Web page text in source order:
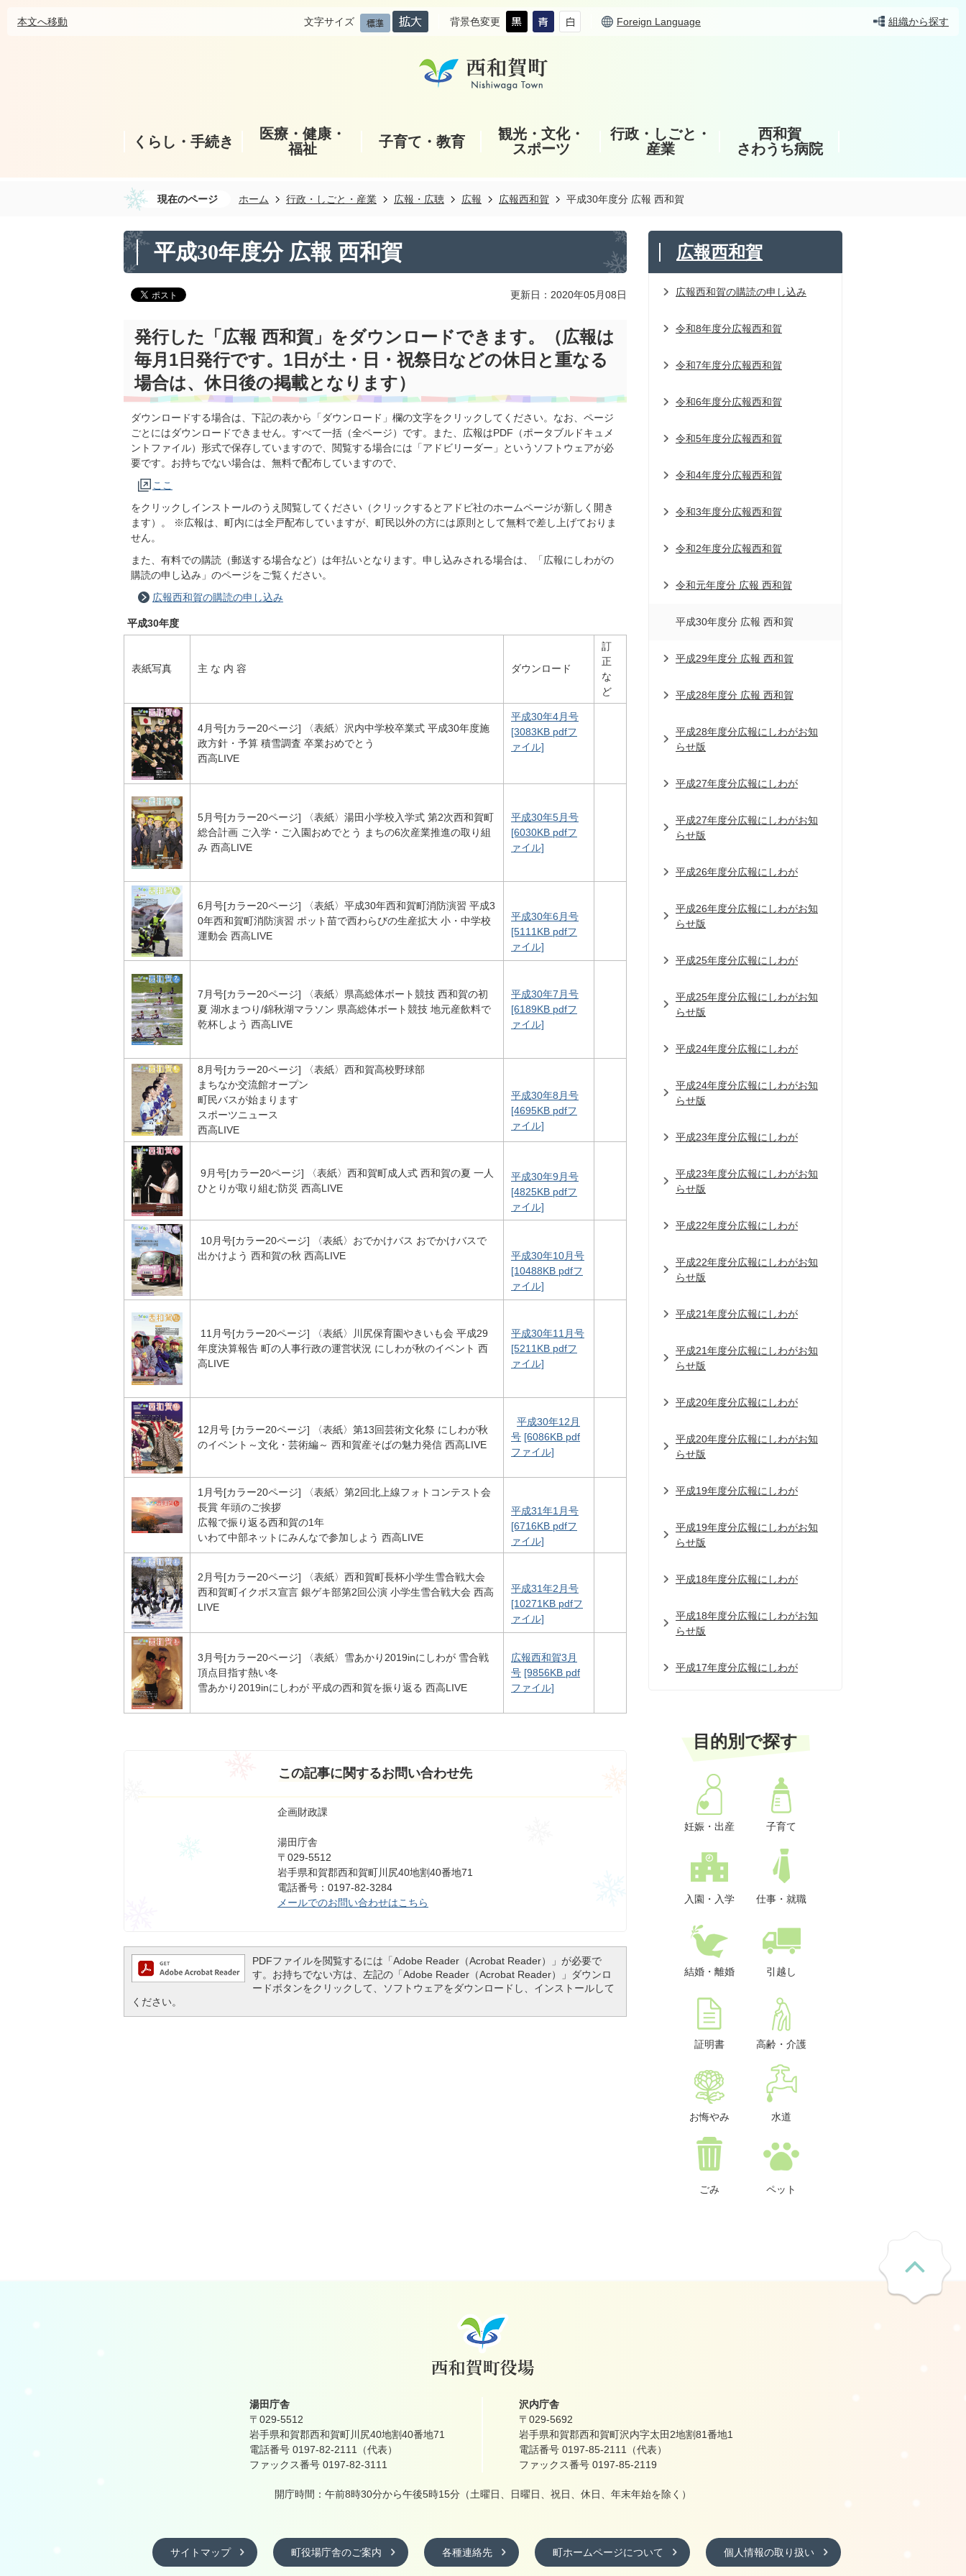
本文へ移動 文字サイズ 背景色変更 Foreign Language 組織から探す
くらし・手続き
医療・健康・
福祉
子育て・教育
観光・文化・
スポーツ
行政・しごと・
産業
西和賀
さわうち病院
現在のページ ホーム 行政・しごと・産業 広報・広聴 広報 広報西和賀 平成30年度分 広報 西和賀
平成30年度分 広報 西和賀
更新日：2020年05月08日
発行した「広報 西和賀」をダウンロードできます。（広報は
毎月1日発行です。1日が土・日・祝祭日などの休日と重なる
場合は、休日後の掲載となります）
ダウンロードする場合は、下記の表から「ダウンロード」欄の文字をクリックしてください。なお、ページ
ごとにはダウンロードできません。すべて一括（全ページ）です。また、広報はPDF（ポータブルドキュメ
ントファイル）形式で保存していますので、閲覧する場合には「アドビリーダー」というソフトウェアが必
要です。お持ちでない場合は、無料で配布していますので、
ここ
をクリックしインストールのうえ閲覧してください（クリックするとアドビ社のホームページが新しく開き
ます）。 ※広報は、町内には全戸配布していますが、町民以外の方には原則として無料で差し上げておりま
せん。
また、有料での購読（郵送する場合など）は年払いとなります。申し込みされる場合は、「広報にしわがの
購読の申し込み」のページをご覧ください。
広報西和賀の購読の申し込み
平成30年度
表紙写真 主 な 内 容 ダウンロード
訂
正
な
ど
4月号[カラー20ページ] 〈表紙〉沢内中学校卒業式 平成30年度施
政方針・予算 積雪調査 卒業おめでとう
西高LIVE
平成30年4月号
[3083KB pdfフ
ァイル]
5月号[カラー20ページ] 〈表紙〉湯田小学校入学式 第2次西和賀町
総合計画 ご入学・ご入園おめでとう まちの6次産業推進の取り組
み 西高LIVE
平成30年5月号
[6030KB pdfフ
ァイル]
6月号[カラー20ページ] 〈表紙〉平成30年西和賀町消防演習 平成3
0年西和賀町消防演習 ポット苗で西わらびの生産拡大 小・中学校
運動会 西高LIVE
平成30年6月号
[5111KB pdfフ
ァイル]
7月号[カラー20ページ] 〈表紙〉県高総体ボート競技 西和賀の初
夏 湖水まつり/錦秋湖マラソン 県高総体ボート競技 地元産飲料で
乾杯しよう 西高LIVE
平成30年7月号
[6189KB pdfフ
ァイル]
8月号[カラー20ページ] 〈表紙〉西和賀高校野球部
まちなか交流館オープン
町民バスが始まります
スポーツニュース
西高LIVE
平成30年8月号
[4695KB pdfフ
ァイル]
9月号[カラー20ページ] 〈表紙〉西和賀町成人式 西和賀の夏 一人
ひとりが取り組む防災 西高LIVE
平成30年9月号
[4825KB pdfフ
ァイル]
10月号[カラー20ページ] 〈表紙〉おでかけバス おでかけバスで
出かけよう 西和賀の秋 西高LIVE
平成30年10月号
[10488KB pdfフ
ァイル]
11月号[カラー20ページ] 〈表紙〉川尻保育園やきいも会 平成29
年度決算報告 町の人事行政の運営状況 にしわが秋のイベント 西
高LIVE
平成30年11月号
[5211KB pdfフ
ァイル]
12月号 [カラー20ページ] 〈表紙〉第13回芸術文化祭 にしわが秋
のイベント～文化・芸術編～ 西和賀産そばの魅力発信 西高LIVE
平成30年12月
号 [6086KB pdf
ファイル]
1月号[カラー20ページ] 〈表紙〉第2回北上線フォトコンテスト会
長賞 年頭のご挨拶
広報で振り返る西和賀の1年
いわて中部ネットにみんなで参加しよう 西高LIVE
平成31年1月号
[6716KB pdfフ
ァイル]
2月号[カラー20ページ] 〈表紙〉西和賀町長杯小学生雪合戦大会
西和賀町イクボス宣言 銀ゲキ部第2回公演 小学生雪合戦大会 西高
LIVE
平成31年2月号
[10271KB pdfフ
ァイル]
3月号[カラー20ページ] 〈表紙〉雪あかり2019inにしわが 雪合戦
頂点目指す熱い冬
雪あかり2019inにしわが 平成の西和賀を振り返る 西高LIVE
広報西和賀3月
号 [9856KB pdf
ファイル]
この記事に関するお問い合わせ先
企画財政課
湯田庁舎
〒029-5512
岩手県和賀郡西和賀町川尻40地割40番地71
電話番号：0197-82-3284
メールでのお問い合わせはこちら
PDFファイルを閲覧するには「Adobe Reader（Acrobat Reader）」が必要で
す。お持ちでない方は、左記の「Adobe Reader（Acrobat Reader）」ダウンロ
ードボタンをクリックして、ソフトウェアをダウンロードし、インストールして
ください。
広報西和賀
広報西和賀の購読の申し込み
令和8年度分広報西和賀
令和7年度分広報西和賀
令和6年度分広報西和賀
令和5年度分広報西和賀
令和4年度分広報西和賀
令和3年度分広報西和賀
令和2年度分広報西和賀
令和元年度分 広報 西和賀
平成30年度分 広報 西和賀
平成29年度分 広報 西和賀
平成28年度分 広報 西和賀
平成28年度分広報にしわがお知
らせ版
平成27年度分広報にしわが
平成27年度分広報にしわがお知
らせ版
平成26年度分広報にしわが
平成26年度分広報にしわがお知
らせ版
平成25年度分広報にしわが
平成25年度分広報にしわがお知
らせ版
平成24年度分広報にしわが
平成24年度分広報にしわがお知
らせ版
平成23年度分広報にしわが
平成23年度分広報にしわがお知
らせ版
平成22年度分広報にしわが
平成22年度分広報にしわがお知
らせ版
平成21年度分広報にしわが
平成21年度分広報にしわがお知
らせ版
平成20年度分広報にしわが
平成20年度分広報にしわがお知
らせ版
平成19年度分広報にしわが
平成19年度分広報にしわがお知
らせ版
平成18年度分広報にしわが
平成18年度分広報にしわがお知
らせ版
平成17年度分広報にしわが
目的別で探す
妊娠・出産 子育て
入園・入学 仕事・就職
結婚・離婚 引越し
証明書 高齢・介護
お悔やみ 水道
ごみ ペット
湯田庁舎
〒029-5512
岩手県和賀郡西和賀町川尻40地割40番地71
電話番号 0197-82-2111（代表）
ファックス番号 0197-82-3111
沢内庁舎
〒029-5692
岩手県和賀郡西和賀町沢内字太田2地割81番地1
電話番号 0197-85-2111（代表）
ファックス番号 0197-85-2119
開庁時間：午前8時30分から午後5時15分 （土曜日、日曜日、祝日、休日、年末年始を除く）
サイトマップ 町役場庁舎のご案内 各種連絡先 町ホームページについて 個人情報の取り扱い